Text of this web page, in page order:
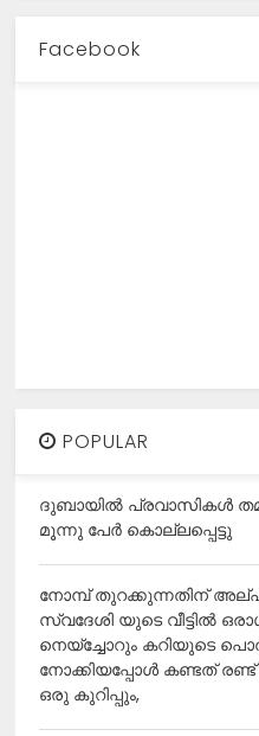
Facebook
POPULAR
ദുബായിൽ പ്രവാസികൾ
മൂന്നു പേർ കൊല്ലപ്പെട്ടു
നോമ്പ് തുറക്കുന്നതിന്
സ്വദേശി യുടെ വീട്ടിൽ
നെയ്ച്ചോറും കറിയുടെ
നോക്കിയപ്പോൾ കണ്ടത്
ഒരു കുറിപ്പും,